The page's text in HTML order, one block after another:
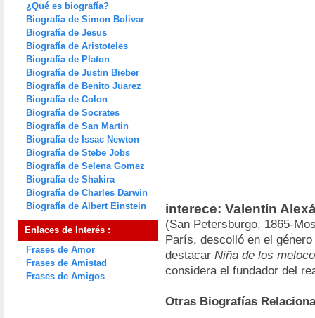
¿Qué es biografía?
Biografía de Simon Bolivar
Biografía de Jesus
Biografía de Aristoteles
Biografía de Platon
Biografía de Justin Bieber
Biografía de Benito Juarez
Biografía de Colon
Biografía de Socrates
Biografía de San Martin
Biografía de Issac Newton
Biografía de Stebe Jobs
Biografía de Selena Gomez
Biografía de Shakira
Biografía de Charles Darwin
Biografía de Albert Einstein
Enlaces de Interés :
Frases de Amor
Frases de Amistad
Frases de Amigos
interece: Valentín
(San Petersburgo, 1865-
París, descolló en el
destacar Niña de los
considera el fundador del
Otras Biografías